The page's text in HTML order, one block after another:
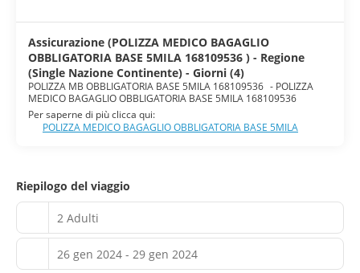
Assicurazione (POLIZZA MEDICO BAGAGLIO
OBBLIGATORIA BASE 5MILA 168109536 ) - Regione
(Single Nazione Continente) - Giorni (4)
POLIZZA MB OBBLIGATORIA BASE 5MILA 168109536 - POLIZZA
MEDICO BAGAGLIO OBBLIGATORIA BASE 5MILA 168109536
Per saperne di più clicca qui:
POLIZZA MEDICO BAGAGLIO OBBLIGATORIA BASE 5MILA
Riepilogo del viaggio
2 Adulti
26 gen 2024 - 29 gen 2024